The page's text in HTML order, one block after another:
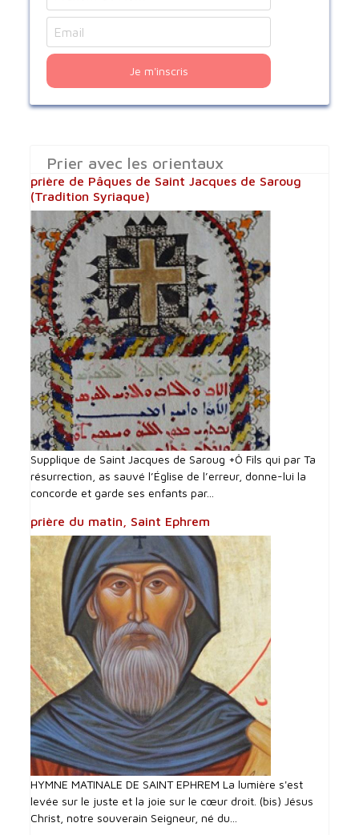
Je m'inscris
Prier avec les orientaux
prière de Pâques de Saint Jacques de Saroug
(Tradition Syriaque)
Supplique de Saint Jacques de Saroug +Ô Fils qui par Ta
résurrection, as sauvé l’Église de l’erreur, donne-lui la
concorde et garde ses enfants par...
prière du matin, Saint Ephrem
HYMNE MATINALE DE SAINT EPHREM La lumière s'est
levée sur le juste et la joie sur le cœur droit. (bis) Jésus
Christ, notre souverain Seigneur, né du...